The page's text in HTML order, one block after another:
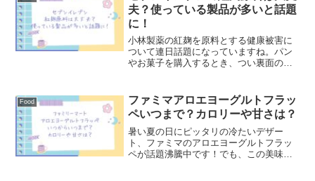
られるの？」と疑問...
夫？使っている製品が多いと話題
に！
小林製薬の紅麹を原料とする健康被害に
ついて連日話題になっていますね。パン
やお菓子を購入するとき、つい裏面の原
ん。この記事ではセブンイレブンの商品
で、紅麹原料を使用してい...
Food
ファミマアロエヨーグルトフラッ
ペいつまで？カロリーや甘さは？
暑い夏の日にピッタリの冷たいデザー
ト、ファミマのアロエヨーグルトフラッ
ペが話題沸騰中です！でも、この美味し